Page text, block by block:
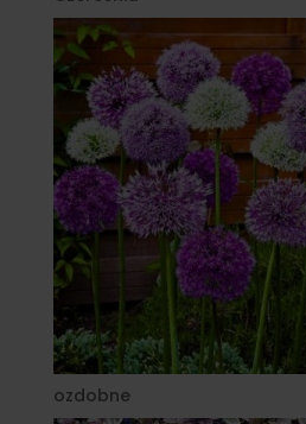
ozdobne